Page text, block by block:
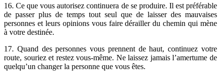
16. Ce que vous autorisez continuera de se produire. Il est préférable
de passer plus de temps tout seul que de laisser des mauvaises
personnes et leurs opinions vous faire dérailler du chemin qui mène
à votre destinée.
17. Quand des personnes vous prennent de haut, continuez votre
route, souriez et restez vous-même. Ne laissez jamais l’amertume de
quelqu’un changer la personne que vous êtes.